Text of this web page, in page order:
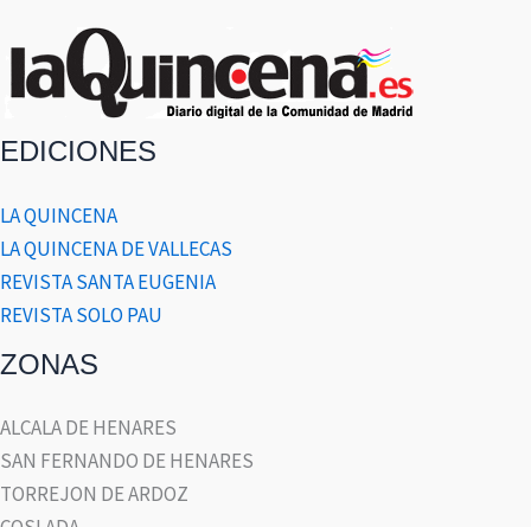
EDICIONES
LA QUINCENA
LA QUINCENA DE VALLECAS
REVISTA SANTA EUGENIA
REVISTA SOLO PAU
ZONAS
ALCALA DE HENARES
SAN FERNANDO DE HENARES
TORREJON DE ARDOZ